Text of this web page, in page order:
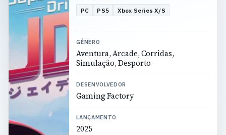
PC PS5 Xbox Series X/S
GÉNERO
Aventura, Arcade, Corridas,
Simulação, Desporto
DESENVOLVEDOR
Gaming Factory
LANÇAMENTO
2025